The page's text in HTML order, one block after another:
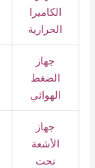
الكاميرا
الحرارية
جهاز
الضغط
الهوائي
جهاز
الأشعة
تحت